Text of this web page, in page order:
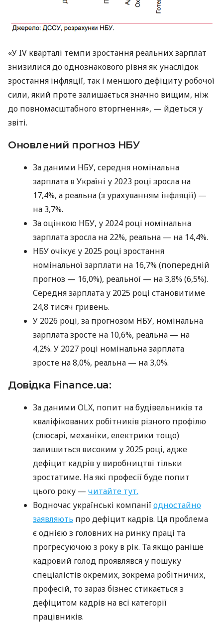
«У IV кварталі темпи зростання реальних зарплат
знизилися до однознакового рівня як унаслідок
зростання інфляції, так і меншого дефіциту робочої
сили, який проте залишається значно вищим, ніж
до повномасштабного вторгнення», — йдеться у
звіті.
Оновлений прогноз НБУ
За даними НБУ, середня номінальна
зарплата в Україні у 2023 році зросла на
17,4%, а реальна (з урахуванням інфляції) —
на 3,7%.
За оцінкою НБУ, у 2024 році номінальна
зарплата зросла на 22%, реальна — на 14,4%.
НБУ очікує у 2025 році зростання
номінальної зарплати на 16,7% (попередній
прогноз — 16,0%), реальної — на 3,8% (6,5%).
Середня зарплата у 2025 році становитиме
24,8 тисяч гривень.
У 2026 році, за прогнозом НБУ, номінальна
зарплата зросте на 10,6%, реальна — на
4,2%. У 2027 році номінальна зарплата
зросте на 8,0%, реальна — на 3,0%.
Довідка Finance.ua:
За даними OLX, попит на будівельників та
кваліфікованих робітників різного профілю
(слюсарі, механіки, електрики тощо)
залишиться високим у 2025 році, адже
дефіцит кадрів у виробництві тільки
зростатиме. На які професії буде попит
цього року — читайте тут.
Водночас українські компанії одностайно
заявляють про дефіцит кадрів. Ця проблема
є однією з головних на ринку праці та
прогресуючою з року в рік. Та якщо раніше
кадровий голод проявлявся у пошуку
спеціалістів окремих, зокрема робітничих,
професій, то зараз бізнес стикається з
дефіцитом кадрів на всі категорії
працівників.